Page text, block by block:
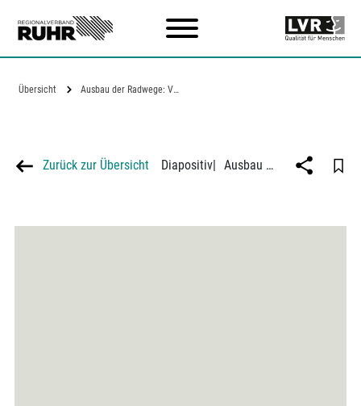
Übersicht Ausbau der Radwege: Vorschlag für das I.…
Zurück zur Übersicht Diapositiv| Ausbau der Radwege: Vorschlag für das I. Bauprogramm im Bezirk Ost